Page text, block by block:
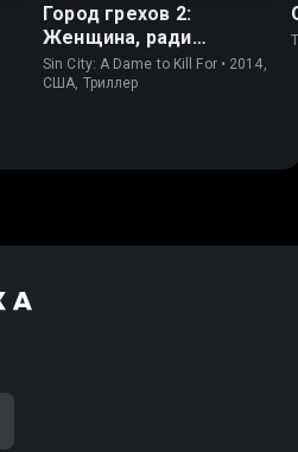
Город грехов 2:
Женщина, ради
которой стоит убивать
Sin City: A Dame to Kill For • 2014,
США, Триллер